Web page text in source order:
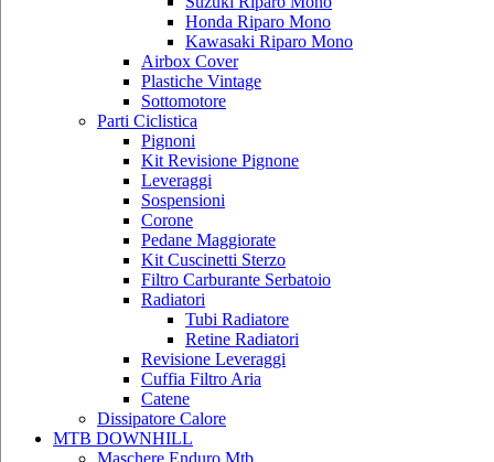
Honda Riparo Mono
Kawasaki Riparo Mono
Airbox Cover
Plastiche Vintage
Sottomotore
Parti Ciclistica
Pignoni
Kit Revisione Pignone
Leveraggi
Sospensioni
Corone
Pedane Maggiorate
Kit Cuscinetti Sterzo
Filtro Carburante Serbatoio
Radiatori
Tubi Radiatore
Retine Radiatori
Revisione Leveraggi
Cuffia Filtro Aria
Catene
Dissipatore Calore
MTB DOWNHILL
Maschere Enduro Mtb